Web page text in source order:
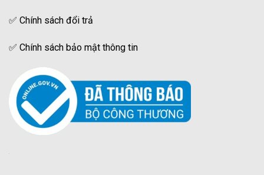
✅ Chính sách đổi trả
✅ Chính sách bảo mật thông tin